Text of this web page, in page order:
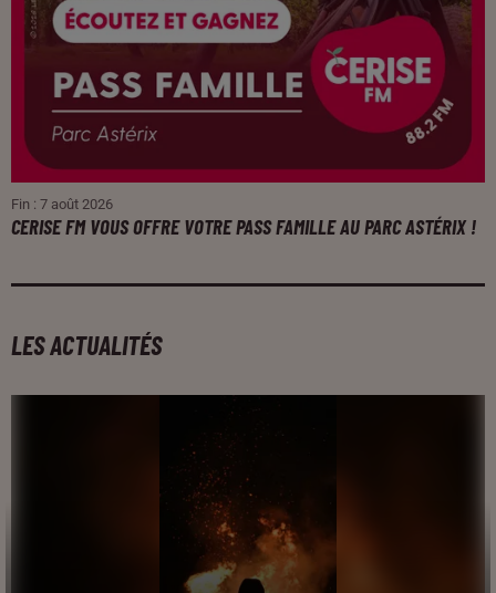
Fin : 7 août 2026
CERISE FM VOUS OFFRE VOTRE PASS FAMILLE AU PARC ASTÉRIX !
LES ACTUALITÉS